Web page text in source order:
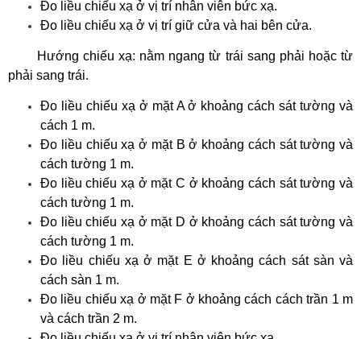
Đo liều chiếu xạ ở vị trí nhân viên bức xạ.
Đo liều chiếu xạ ở vị trí giữ cửa và hai bên cửa.
Hướng chiếu xạ: nằm ngang từ trái sang phải hoặc từ
phải sang trái.
Đo liều chiếu xạ ở mặt A ở khoảng cách sát tường và
cách 1 m.
Đo liều chiếu xạ ở mặt B ở khoảng cách sát tường và
cách tường 1 m.
Đo liều chiếu xạ ở mặt C ở khoảng cách sát tường và
cách tường 1 m.
Đo liều chiếu xạ ở mặt D ở khoảng cách sát tường và
cách tường 1 m.
Đo liều chiếu xạ ở mặt E ở khoảng cách sát sàn và
cách sàn 1 m.
Đo liều chiếu xạ ở mặt F ở khoảng cách cách trần 1 m
và cách trần 2 m.